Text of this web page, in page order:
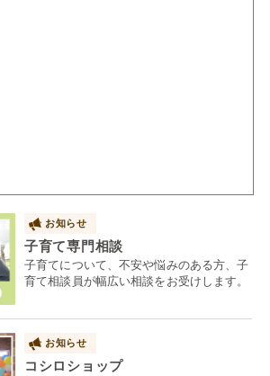
お知らせ
子育て専門相談
子育てについて、不安や悩みのある方、子
育て相談員が幅広い相談をお受けします。
お知らせ
コシロショップ